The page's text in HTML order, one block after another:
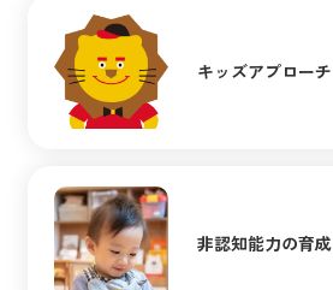
キッズアプローチ
非認知能力の育成